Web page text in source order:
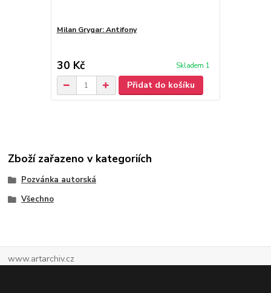
Milan Grygar: Antifony
30 Kč Skladem 1
Přidat do košíku
Zboží zařazeno v kategoriích
Pozvánka autorská
Všechno
www.artarchiv.cz